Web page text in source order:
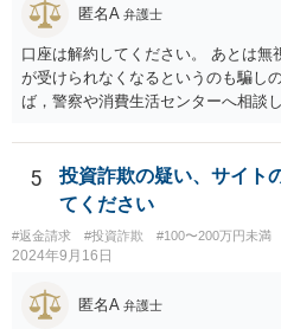
が、捜査機関において罪証隠滅の恐
ある場合は身体拘束をしてくる可能
としてもその可能性は変わりません
い事はありますか？ →捜査を担当す
ば、京都まで行く可能性もあります
と相談することをおすすめします。
匿名A 弁護士
口座は解約してください。 あとは
が受けられなくなるというのも騙し
ば，警察や消費生活センターへ相談
5
投資詐欺の疑い、サイト
てください
#返金請求 #投資詐欺 #100〜200万円未満
2024年9月16日
匿名A 弁護士